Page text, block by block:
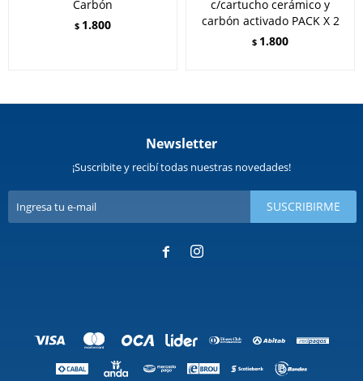
Carbón
$ 1.800
c/cartucho cerámico y
carbón activado PACK X 2
$ 1.800
Newsletter
¡Suscribite y recibí todas nuestras novedades!
SUSCRIBIRME
 